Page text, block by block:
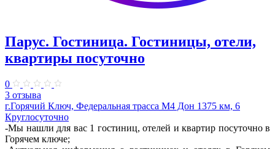
Парус. Гостиница. Гостиницы, отели,
квартиры посуточно
0
3 отзыва
г.Горячий Ключ, Федеральная трасса М4 Дон 1375 км, 6
Круглосуточно
-Мы нашли для вас 1 гостиниц, отелей и квартир посуточно в
Горячем ключе;